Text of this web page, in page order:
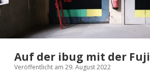
Auf der ibug mit der Fuji
Veröffentlicht am 29. August 2022